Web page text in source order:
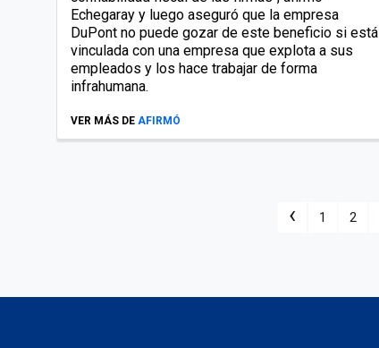
Echegaray y luego aseguró que la empresa
DuPont no puede gozar de este beneficio si está
vinculada con una empresa que explota a sus
empleados y los hace trabajar de forma
infrahumana.
VER MÁS DE AFIRMÓ
‹ 1 2